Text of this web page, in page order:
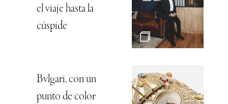
el viaje hasta la
cúspide
Bvlgari, con un
punto de color